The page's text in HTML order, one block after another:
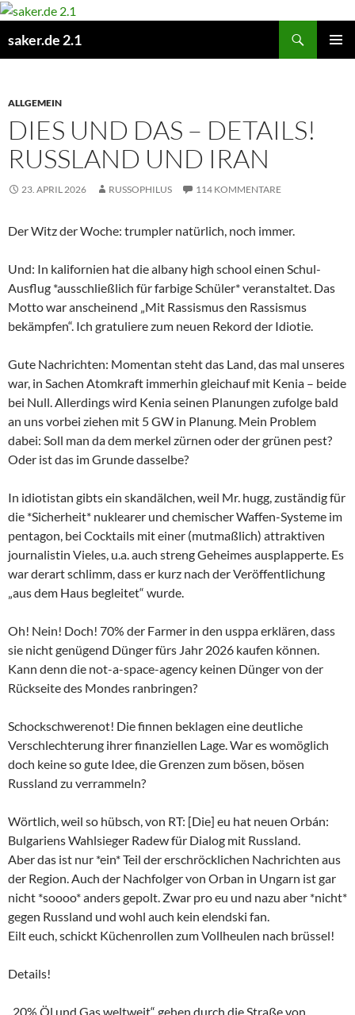
Zum
springen
saker.de 2.1
ALLGEMEIN
DIES UND DAS – DETAILS!
RUSSLAND UND IRAN
23. APRIL 2026 RUSSOPHILUS 114 KOMMENTARE
Der Witz der Woche: trumpler natürlich, noch immer.
Und: In kalifornien hat die albany high school einen Schul-
Ausflug *ausschließlich für farbige Schüler* veranstaltet. Das
Motto war anscheinend „Mit Rassismus den Rassismus
bekämpfen“. Ich gratuliere zum neuen Rekord der Idiotie.
Gute Nachrichten: Momentan steht das Land, das mal unseres
war, in Sachen Atomkraft immerhin gleichauf mit Kenia – beide
bei Null. Allerdings wird Kenia seinen Planungen zufolge bald
an uns vorbei ziehen mit 5 GW in Planung. Mein Problem
dabei: Soll man da dem merkel zürnen oder der grünen pest?
Oder ist das im Grunde dasselbe?
In idiotistan gibts ein skandälchen, weil Mr. hugg, zuständig für
die *Sicherheit* nuklearer und chemischer Waffen-Systeme im
pentagon, bei Cocktails mit einer (mutmaßlich) attraktiven
journalistin Vieles, u.a. auch streng Geheimes ausplapperte. Es
war derart schlimm, dass er kurz nach der Veröffentlichung
„aus dem Haus begleitet“ wurde.
Oh! Nein! Doch! 70% der Farmer in den usppa erklären, dass
sie nicht genügend Dünger fürs Jahr 2026 kaufen können.
Kann denn die not-a-space-agency keinen Dünger von der
Rückseite des Mondes ranbringen?
Schockschwerenot! Die finnen beklagen eine deutliche
Verschlechterung ihrer finanziellen Lage. War es womöglich
doch keine so gute Idee, die Grenzen zum bösen, bösen
Russland zu verrammeln?
Wörtlich, weil so hübsch, von RT: [Die] eu hat neuen Orbán:
Bulgariens Wahlsieger Radew für Dialog mit Russland.
Aber das ist nur *ein* Teil der erschröcklichen Nachrichten aus
der Region. Auch der Nachfolger von Orban in Ungarn ist gar
nicht *soooo* anders gepolt. Zwar pro eu und nazu aber *nicht*
gegen Russland und wohl auch kein elendski fan.
Eilt euch, schickt Küchenrollen zum Vollheulen nach brüssel!
Details!
„20% Öl und Gas weltweit“ gehen durch die Straße von